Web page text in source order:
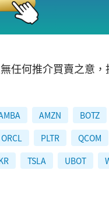
任何推介買賣之意
AMZN BOTZ
ORCL PLTR QCOM
TSLA UBOT